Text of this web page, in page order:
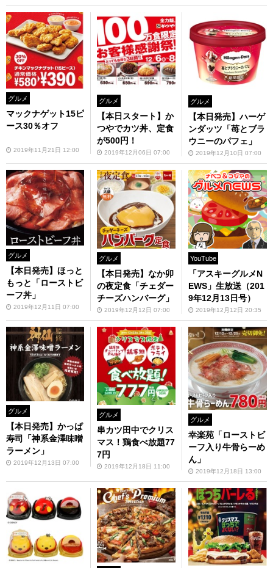
グルメ
マックナゲット15ピ
ース30％オフ
2019年11月21日 12:00
グルメ
【本日スタート】か
つやでカツ丼、定食
が500円！
2019年12月06日 07:00
グルメ
【本日発売】ハーゲ
ンダッツ「苺とブラ
ウニーのパフェ」
2019年12月10日 07:00
グルメ
【本日発売】ほっと
もっと「ローストビ
ーフ丼」
2019年12月11日 07:00
グルメ
【本日発売】なか卯
の夜定食「チェダー
チーズハンバーグ」
2019年12月12日 07:00
YouTube
「アスキーグルメN
EWS」生放送（201
9年12月13日号）
2019年12月12日 20:35
グルメ
【本日発売】かっぱ
寿司「神系金澤味噌
ラーメン」
2019年12月13日 07:00
グルメ
串カツ田中でクリス
マス！鶏食べ放題77
7円
2019年12月18日 11:00
グルメ
幸楽苑「ローストビ
ーフ入り牛骨らーめ
ん」
2019年12月18日 13:00